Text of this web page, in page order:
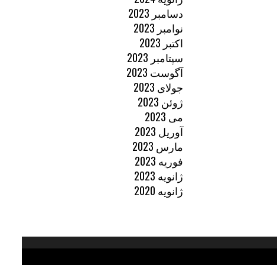
دسامبر 2023
نوامبر 2023
اکتبر 2023
سپتامبر 2023
آگوست 2023
جولای 2023
ژوئن 2023
می 2023
آوریل 2023
مارس 2023
فوریه 2023
ژانویه 2023
ژانویه 2020